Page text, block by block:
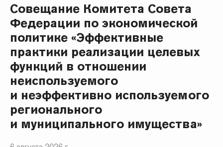
Совещание Комитета Совета
Федерации по экономической
политике «Эффективные
практики реализации целевых
функций в отношении
неиспользуемого
и неэффективно используемого
регионального
и муниципального имущества»